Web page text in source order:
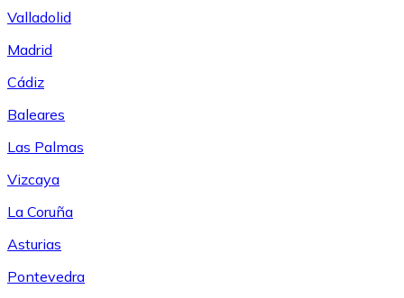
Valladolid
Madrid
Cádiz
Baleares
Las Palmas
Vizcaya
La Coruña
Asturias
Pontevedra